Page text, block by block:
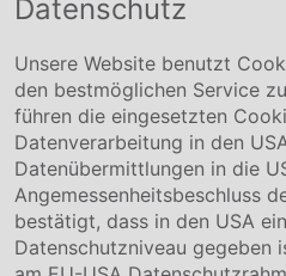
Conmetall
+49
Unternehmen
Über uns
Compliance
Karriere
Datenschutz
Unsere Website benutzt
den bestmöglichen Service
führen die eingesetzten
Datenverarbeitung in den
Datenübermittlungen in die
Angemessenheitsbeschluss
bestätigt, dass in den USA
Datenschutzniveau gegeben